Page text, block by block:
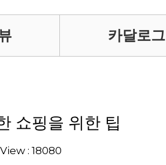
카달로그
쇼핑을 위한 팁
: 18080